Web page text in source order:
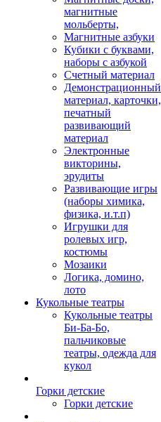
магнитные
мольберты,
Магнитные азбуки
Кубики с буквами,
наборы с азбукой
Счетный материал
Демонстрационный
материал, карточки,
печатный
развивающий
материал
Электронные
викторины,
эрудиты
Развивающие игры
(наборы химика,
физика, и.т.п)
Игрушки для
ролевых игр,
костюмы
Мозаики
Логика, домино,
лото
Кукольные театры
Кукольные театры
Би-Ба-Бо,
пальчиковые
театры, одежда для
кукол
Горки детские
Горки детские